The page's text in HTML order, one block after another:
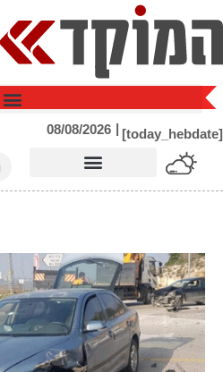
לתוכן
[today_hebdate]
|
08/08/2026